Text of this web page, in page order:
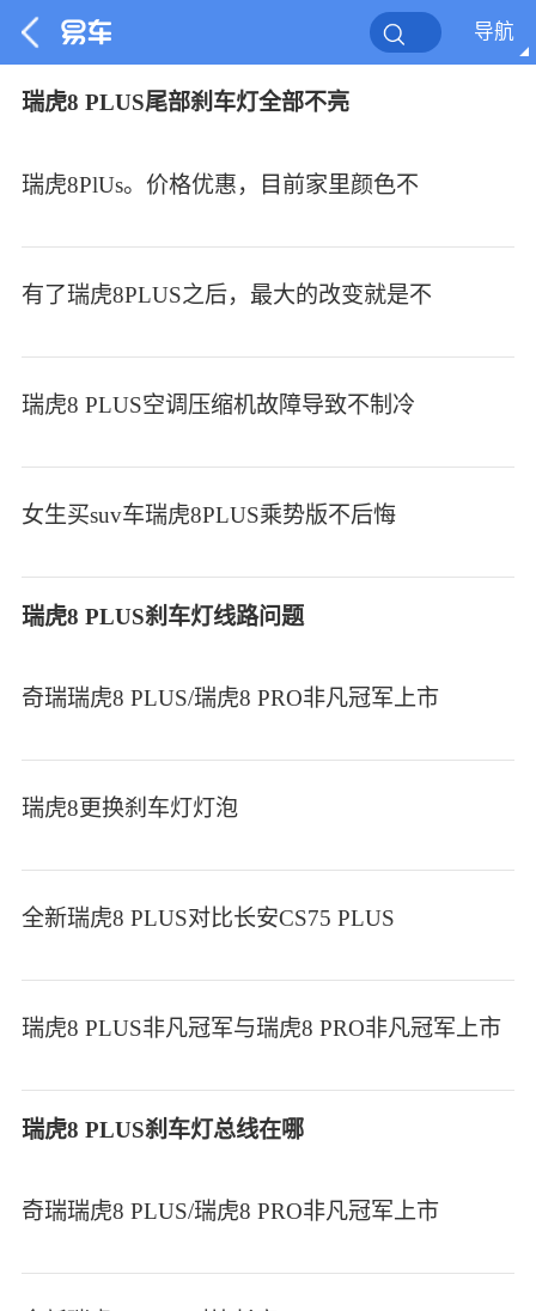
导航
瑞虎8 PLUS尾部刹车灯全部不亮
瑞虎8PlUs。价格优惠，目前家里颜色不
有了瑞虎8PLUS之后，最大的改变就是不
瑞虎8 PLUS空调压缩机故障导致不制冷
女生买suv车瑞虎8PLUS乘势版不后悔
瑞虎8 PLUS刹车灯线路问题
奇瑞瑞虎8 PLUS/瑞虎8 PRO非凡冠军上市
瑞虎8更换刹车灯灯泡
全新瑞虎8 PLUS对比长安CS75 PLUS
瑞虎8 PLUS非凡冠军与瑞虎8 PRO非凡冠军上市
瑞虎8 PLUS刹车灯总线在哪
奇瑞瑞虎8 PLUS/瑞虎8 PRO非凡冠军上市